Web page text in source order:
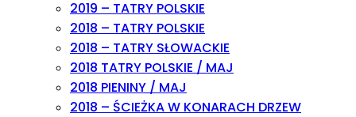
2019 – TATRY POLSKIE
2018 – TATRY POLSKIE
2018 – TATRY SŁOWACKIE
2018 TATRY POLSKIE / MAJ
2018 PIENINY / MAJ
2018 – ŚCIEŻKA W KONARACH DRZEW